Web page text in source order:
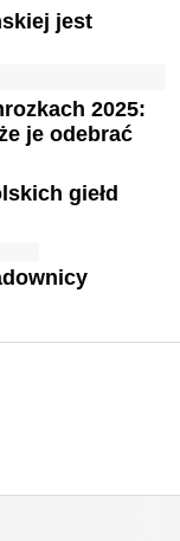
jest
2025:
je odebrać
giełd